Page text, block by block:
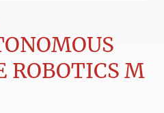
ROBOTICS M